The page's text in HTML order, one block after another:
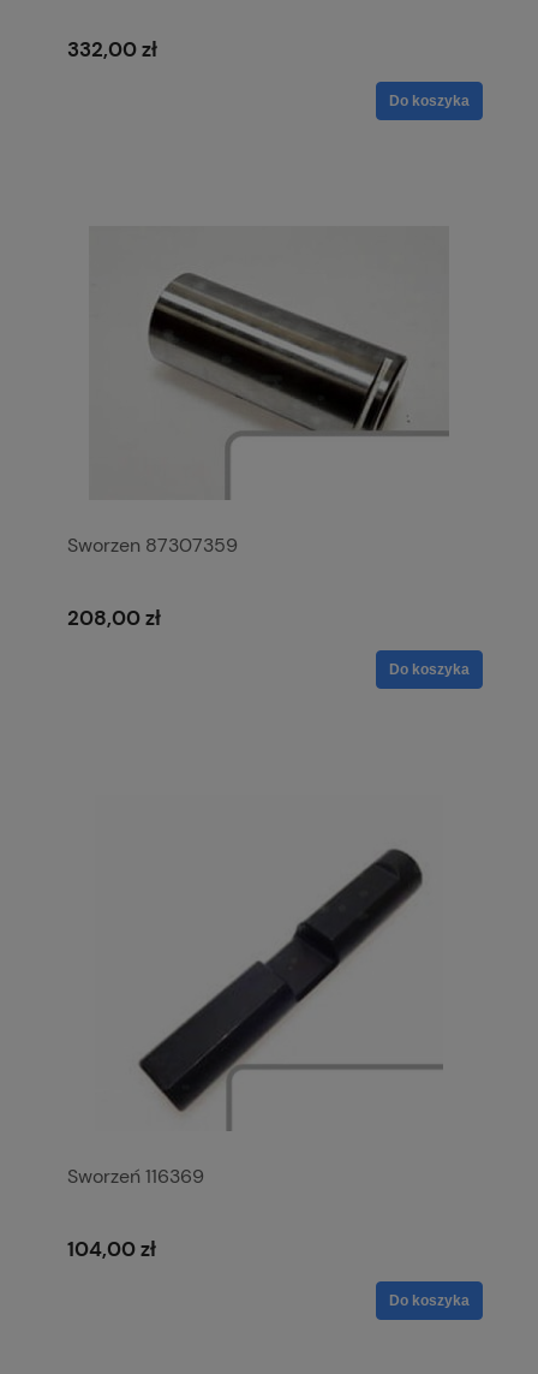
332,00 zł
Do koszyka
Sworzen 87307359
208,00 zł
Do koszyka
Sworzeń 116369
104,00 zł
Do koszyka